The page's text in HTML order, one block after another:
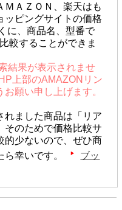
ＭＡＺＯＮ、楽天はも
ッピングサイトの価格
に、商品名、型番で
較することができま
結果が表示されませ
上部のAMAZONリン
願い申し上げます。
ました商品は「リア
そのためで価格比較サ
的少ないので、ぜひ商
ら幸いです。
ブッ